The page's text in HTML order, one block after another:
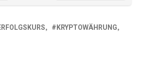
KRYPTOWÄHRUNG